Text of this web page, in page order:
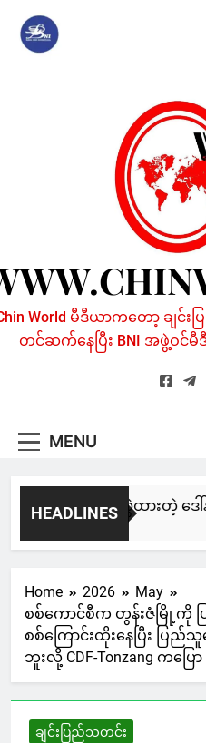
content
World မီဒီယာကတော့ ချင်
တင်ဆက်နေပြီး BNI အဖွဲ့ဝင်
MENU
HEADLINES
မြင်းချေးနဲ့ ရေးဆွဲထားတဲ့ ဒေ
21 Hours Ago
Home 2026
May
စစ်ကောင်စီက တွန်းဇံမြို့ကို
စစ်ကြောင်းထိုးနေပြီး ပ
ဘူးလို့ CDF-Tonzang ကပြော
ချင်းပြည်သတင်း